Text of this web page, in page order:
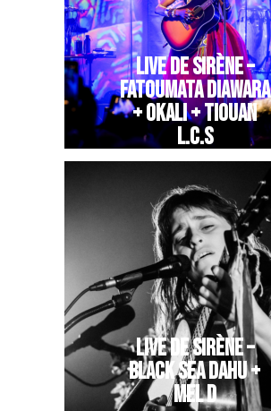
LIVE DE SIRÈNE –
FATOUMATA DIAWARA
+ OKALI + TIOUAN
L.C.S
LIVE DE SIRÈNE –
BLACK SEA DAHU +
MEL D